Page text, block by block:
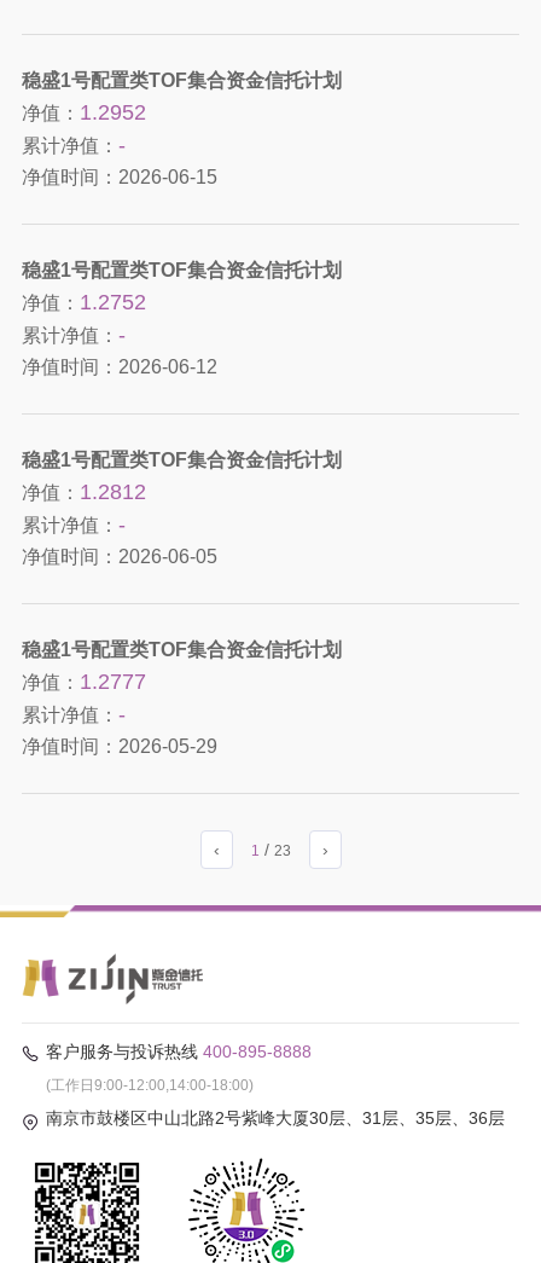
稳盛1号配置类TOF集合资金信托计划
净值： 1.2952
累计净值： -
净值时间： 2026-06-15
稳盛1号配置类TOF集合资金信托计划
净值： 1.2752
累计净值： -
净值时间： 2026-06-12
稳盛1号配置类TOF集合资金信托计划
净值： 1.2812
累计净值： -
净值时间： 2026-06-05
稳盛1号配置类TOF集合资金信托计划
净值： 1.2777
累计净值： -
净值时间： 2026-05-29
‹ 1 / 23 ›
客户服务与投诉热线 400-895-8888
(工作日9:00-12:00,14:00-18:00)
南京市鼓楼区中山北路2号紫峰大厦30层、31层、35层、36层